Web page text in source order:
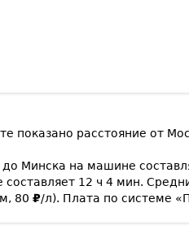
показано расстояние от
до Минска на машине
составляет 12 ч 4 мин.
80 ₽/л). Плата по системе